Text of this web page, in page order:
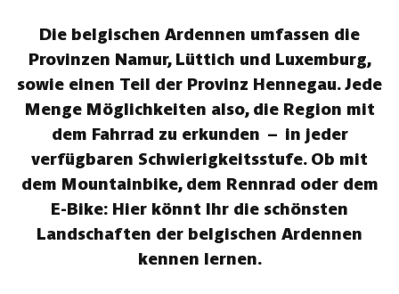
Die belgischen Ardennen umfassen die
Provinzen Namur, Lüttich und Luxemburg,
sowie einen Teil der Provinz Hennegau. Jede
Menge Möglichkeiten also, die Region mit
dem Fahrrad zu erkunden – in jeder
verfügbaren Schwierigkeitsstufe. Ob mit
dem Mountainbike, dem Rennrad oder dem
E-Bike: Hier könnt Ihr die schönsten
Landschaften der belgischen Ardennen
kennen lernen.